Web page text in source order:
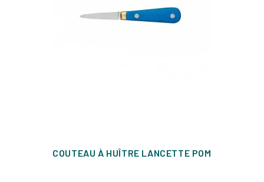
COUTEAU À HUÎTRE LANCETTE POM